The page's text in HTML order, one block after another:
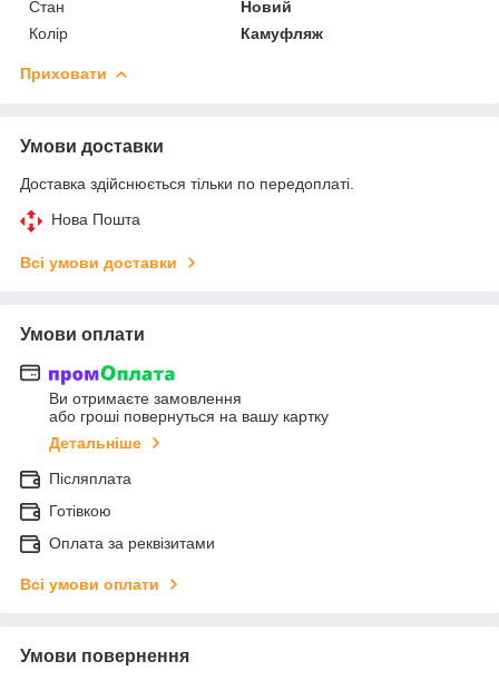
Стан
Новий
Колір
Камуфляж
Приховати
Умови доставки
Доставка здійснюється тільки по передоплаті.
Нова Пошта
Всі умови доставки
Умови оплати
Ви отримаєте замовлення
або гроші повернуться на вашу картку
Детальніше
Післяплата
Готівкою
Оплата за реквізитами
Всі умови оплати
Умови повернення